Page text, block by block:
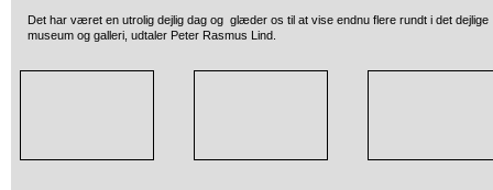
Det har været en utrolig dejlig dag og glæder os til at vise endnu flere rundt i det dejlige
museum og galleri, udtaler Peter Rasmus Lind.